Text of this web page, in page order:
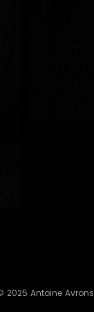
2025 Antoine